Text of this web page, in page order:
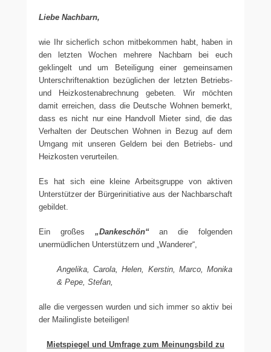
Liebe Nachbarn,
wie Ihr sicherlich schon mitbekommen habt, haben in
den letzten Wochen mehrere Nachbarn bei euch
geklingelt und um Beteiligung einer gemeinsamen
Unterschriftenaktion bezüglichen der letzten Betriebs-
und Heizkostenabrechnung gebeten. Wir möchten
damit erreichen, dass die Deutsche Wohnen bemerkt,
dass es nicht nur eine Handvoll Mieter sind, die das
Verhalten der Deutschen Wohnen in Bezug auf dem
Umgang mit unseren Geldern bei den Betriebs- und
Heizkosten verurteilen.
Es hat sich eine kleine Arbeitsgruppe von aktiven
Unterstützer der Bürgerinitiative aus der Nachbarschaft
gebildet.
Ein großes „Dankeschön“an die folgenden
unermüdlichen Unterstützern und „Wanderer“,
Angelika, Carola, Helen, Kerstin, Marco, Monika
& Pepe, Stefan,
alle die vergessen wurden und sich immer so aktiv bei
der Mailingliste beteiligen!
Mietspiegel und Umfrage zum Meinungsbild zu